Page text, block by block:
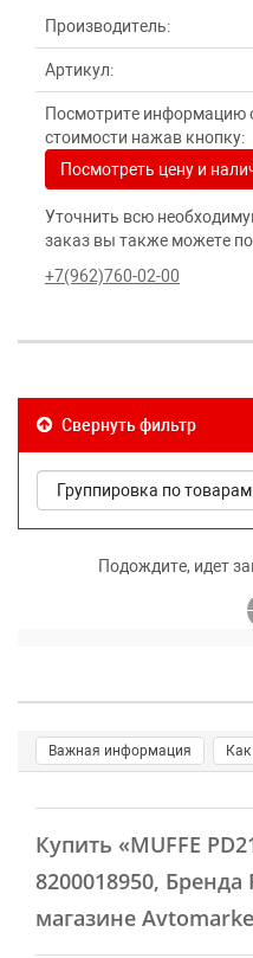
Производитель:
Артикул:
Посмотрите информацию
стоимости нажав кнопку:
Посмотреть цену и
Уточнить всю
заказ вы также можете
+7(962)760-02-00
Свернуть фильтр
Подождите, идет
Важная информация
Купить «MUFFE
8200018950, Бренда
магазине